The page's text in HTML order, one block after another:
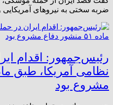
ضربه سختی به نیروهای آمریکایی
رئیس‌جمهور: اقدام
مشروع بود